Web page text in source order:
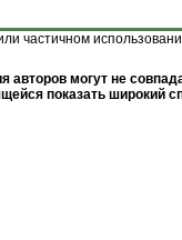
частичном
авторов могут не
показать широкий